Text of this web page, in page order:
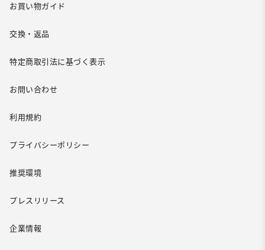
お買い物ガイド
交換・返品
特定商取引法に基づく表示
お問い合わせ
利用規約
プライバシーポリシー
推奨環境
プレスリリース
企業情報